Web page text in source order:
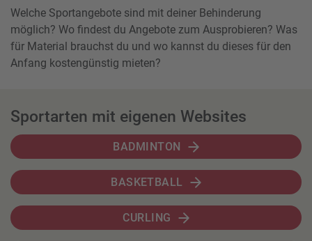
Welche Sportangebote sind mit deiner Behinderung
möglich? Wo findest du Angebote zum Ausprobieren? Was
für Material brauchst du und wo kannst du dieses für den
Anfang kostengünstig mieten?
Sportarten mit eigenen Websites
BADMINTON
BASKETBALL
CURLING